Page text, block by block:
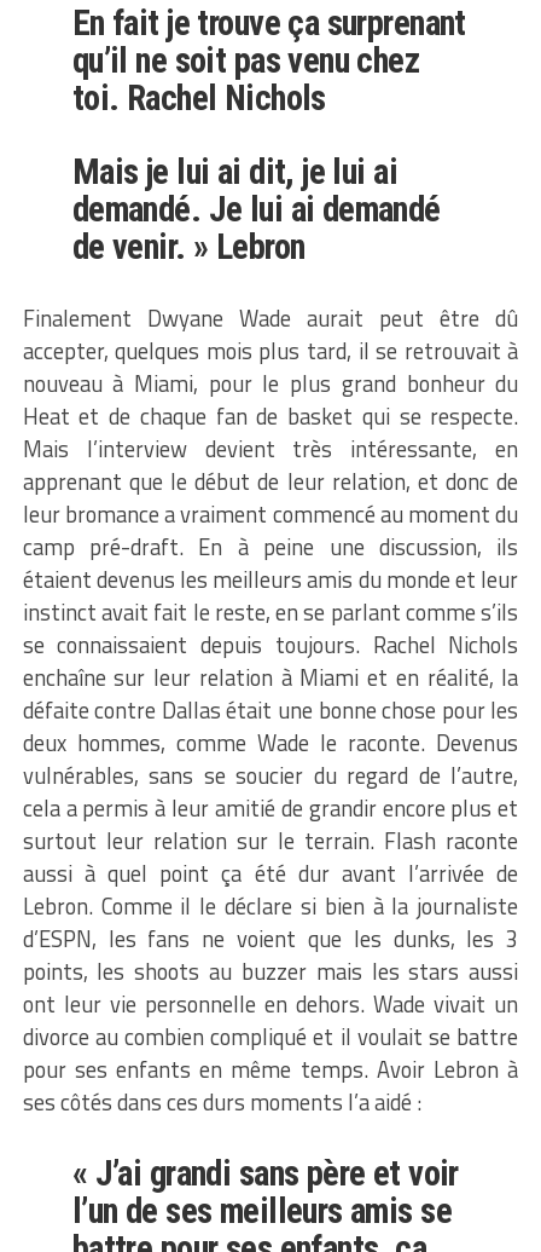
En fait je trouve ça surprenant
qu’il ne soit pas venu chez
toi. Rachel Nichols
Mais je lui ai dit, je lui ai
demandé. Je lui ai demandé
de venir. » Lebron
Finalement Dwyane Wade aurait peut être dû
accepter, quelques mois plus tard, il se retrouvait à
nouveau à Miami, pour le plus grand bonheur du
Heat et de chaque fan de basket qui se respecte.
Mais l’interview devient très intéressante, en
apprenant que le début de leur relation, et donc de
leur bromance a vraiment commencé au moment du
camp pré-draft. En à peine une discussion, ils
étaient devenus les meilleurs amis du monde et leur
instinct avait fait le reste, en se parlant comme s’ils
se connaissaient depuis toujours. Rachel Nichols
enchaîne sur leur relation à Miami et en réalité, la
défaite contre Dallas était une bonne chose pour les
deux hommes, comme Wade le raconte. Devenus
vulnérables, sans se soucier du regard de l’autre,
cela a permis à leur amitié de grandir encore plus et
surtout leur relation sur le terrain. Flash raconte
aussi à quel point ça été dur avant l’arrivée de
Lebron. Comme il le déclare si bien à la journaliste
d’ESPN, les fans ne voient que les dunks, les 3
points, les shoots au buzzer mais les stars aussi
ont leur vie personnelle en dehors. Wade vivait un
divorce au combien compliqué et il voulait se battre
pour ses enfants en même temps. Avoir Lebron à
ses côtés dans ces durs moments l’a aidé :
« J’ai grandi sans père et voir
l’un de ses meilleurs amis se